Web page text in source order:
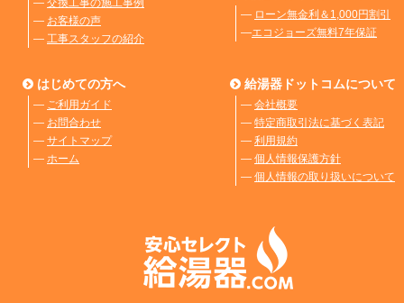
― 交換工事の施工事例
― お客様の声
― 工事スタッフの紹介
― ローン無金利＆1,000円割引
―エコジョーズ無料7年保証
はじめての方へ
― ご利用ガイド
― お問合わせ
― サイトマップ
― ホーム
給湯器ドットコムについて
― 会社概要
― 特定商取引法に基づく表記
― 利用規約
― 個人情報保護方針
― 個人情報の取り扱いについて